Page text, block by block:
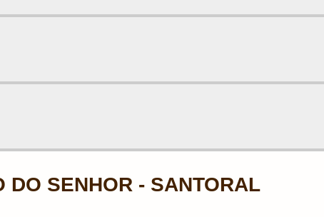
DO SENHOR - SANTORAL